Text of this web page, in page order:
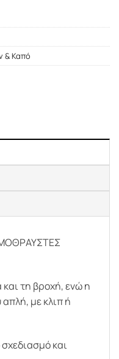
& Καπό
τη βροχή, ενώ η
με κλιπ ή
και